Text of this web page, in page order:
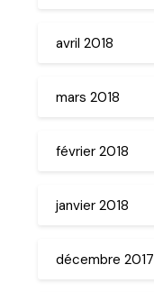
avril 2018
mars 2018
février 2018
janvier 2018
décembre 2017